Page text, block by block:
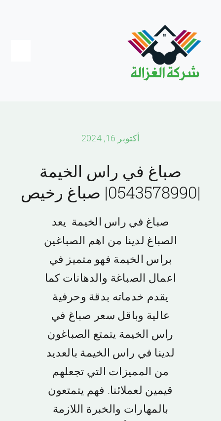
content
أكتوبر 16, 2024
صباغ في راس الخيمة
|0543578990| صباغ رخيص
صباغ في راس الخيمة يعد
الصباغ لدينا من اهم الصباغين
براس الخيمة فهو متميز في
اعمال الصباغة والدهانات كما
يقدم خدماته بدقة وحرفية
عالية وباقل سعر صباغ في
راس الخيمة يتمتع الصباغون
لدينا في راس الخيمة بالعديد
من المميزات التي تجعلهم
قيمين لعملائنا. فهم يتمتعون
بالمهارات والخبرة اللازمة